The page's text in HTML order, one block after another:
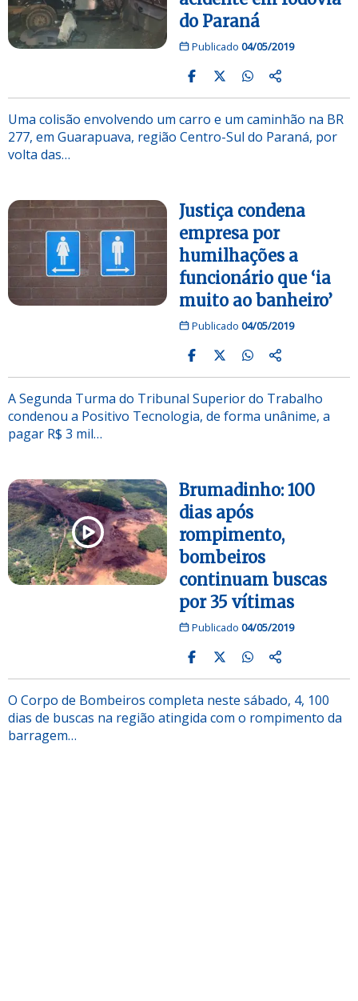
do Paraná
Publicado 04/05/2019
Uma colisão envolvendo um carro e um caminhão na BR
277, em Guarapuava, região Centro-Sul do Paraná, por
volta das…
Justiça condena
empresa por
humilhações a
funcionário que ‘ia
muito ao banheiro’
Publicado 04/05/2019
A Segunda Turma do Tribunal Superior do Trabalho
condenou a Positivo Tecnologia, de forma unânime, a
pagar R$ 3 mil…
Brumadinho: 100
dias após
rompimento,
bombeiros
continuam buscas
por 35 vítimas
Publicado 04/05/2019
O Corpo de Bombeiros completa neste sábado, 4, 100
dias de buscas na região atingida com o rompimento da
barragem…